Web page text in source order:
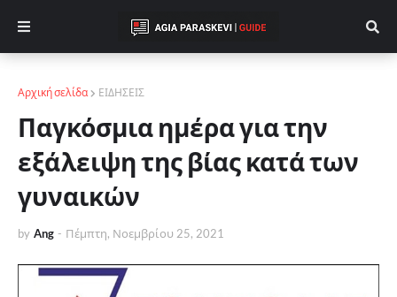
Αρχική σελίδα ΕΙΔΗΣΕΙΣ
Παγκόσμια ημέρα για την
εξάλειψη της βίας κατά των
γυναικών
by Ang - Πέμπτη, Νοεμβρίου 25, 2021